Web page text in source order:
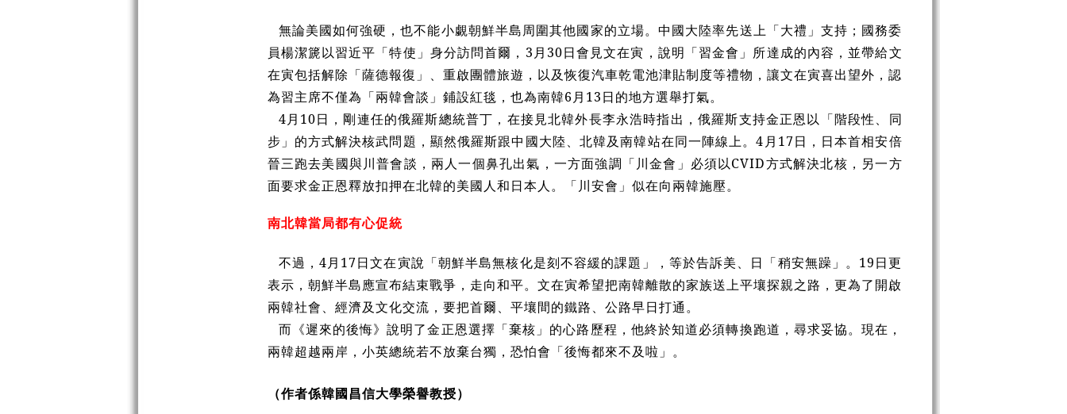
無論美國如何強硬，也不能小覷朝鮮半島周圍其他國家的立場。中國大陸率先送上「大禮」支持；國務委
員楊潔篪以習近平「特使」身分訪問首爾， 3月30日會見文在寅，說明「習金會」所達成的內容，並帶給文
在寅包括解除「薩德報復」、重啟團體旅遊，以及恢復汽車乾電池津貼制度等禮物，讓文在寅喜出望外，認
為習主席不僅為「兩韓會談」鋪設紅毯，也為南韓6月13日的地方選舉打氣。
4月10日，剛連任的俄羅斯總統普丁，在接見北韓外長李永浩時指出，俄羅斯支持金正恩以「階段性、同
步」的方式解決核武問題，顯然俄羅斯跟中國大陸、北韓及南韓站在同一陣線上。4月17日，日本首相安倍
晉三跑去美國與川普會談，兩人一個鼻孔出氣，一方面強調「川金會」必須以CVID方式解決北核，另一方
面要求金正恩釋放扣押在北韓的美國人和日本人。「川安會」似在向兩韓施壓。
南北韓當局都有心促統
不過，4月17日文在寅說「朝鮮半島無核化是刻不容緩的課題」，等於告訴美、日「稍安無躁」。19日更
表示，朝鮮半島應宣布結束戰爭，走向和平。文在寅希望把南韓離散的家族送上平壤探親之路，更為了開啟
兩韓社會、經濟及文化交流，要把首爾、平壤間的鐵路、公路早日打通。
而《遲來的後悔》說明了金正恩選擇「棄核」的心路歷程，他終於知道必須轉換跑道，尋求妥協。現在，
兩韓超越兩岸，小英總統若不放棄台獨，恐怕會「後悔都來不及啦」。
（作者係韓國昌信大學榮譽教授）